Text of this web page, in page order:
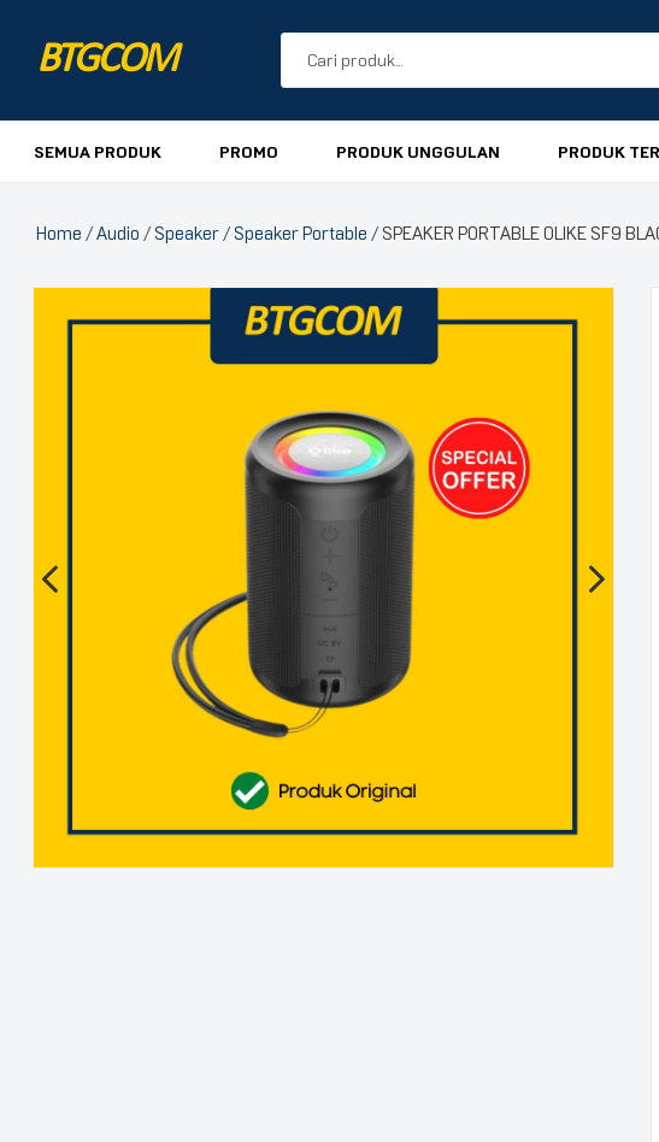
BTGCOM
SEMUA PRODUK PROMO PRODUK UNGGULAN PRODUK
Home /Audio / Speaker/ Speaker Portable / SPEAKER PORTABLE OLIKE SF9
🔍